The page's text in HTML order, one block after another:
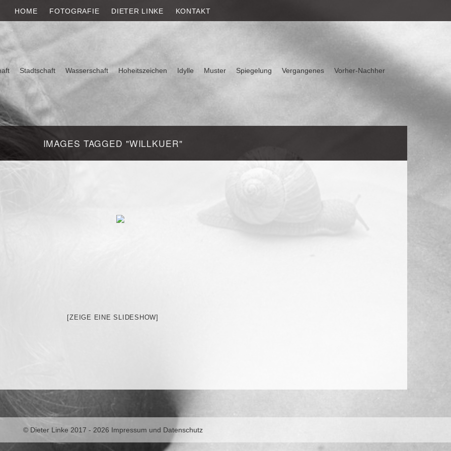
HOME FOTOGRAFIE DIETER LINKE KONTAKT
Stadtschaft Wasserschaft Hoheitszeichen Idylle Muster Spiegelung Vergangenes Vorher-Nachher
IMAGES TAGGED "WILLKUER"
[ZEIGE EINE SLIDESHOW]
© Dieter Linke 2017 - 2026 Impressum und Datenschutz